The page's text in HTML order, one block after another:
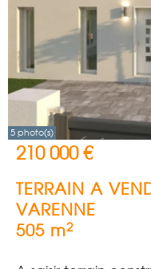
5 photo(s)
210 000 €
TERRAIN A
VARENNE
505 m2